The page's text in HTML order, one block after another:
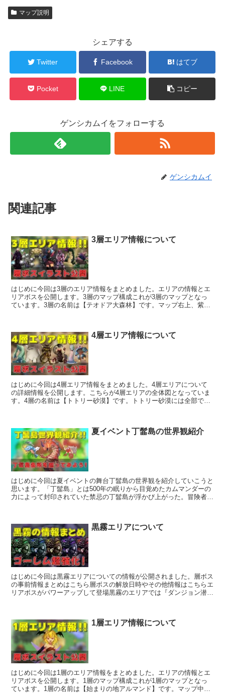
マップ説明
シェアする
Twitter Facebook はてブ
Pocket LINE コピー
ゲンシカムイをフォローする
ゲンシカムイ
関連記事
3層エリア情報について
はじめに今回は3層のエリア情報をまとめました。エリアの情報とエ
リアボスを公開します。3層のマップ構成これが3層のマップとなっ
ています。3層の名前は【テオドア大森林】です。マップ右上、紫枠
4層エリア情報について
はじめに今回は4層エリア情報をまとめました。4層エリアについて
の詳細情報を公開します。こちらが4層エリアの全体図となっていま
す。4層の名前は【トトリー砂漠】です。トトリー砂漠には全部で7
夏イベント丁髷島の世界観紹介
はじめに今回は夏イベントの舞台丁髷島の世界観を紹介していこうと
思います。「丁髷島」とは500年の眠りから目覚めたカムマンダーの
力によって封印されていた禁忌の丁髷島が浮かび上がった。冒険者達
黒霧エリアについて
はじめに今回は黒霧エリアについての情報が公開されました。層ボス
の事前情報まとめはこちら層ボスの解放日時やその他情報はこちらエ
リアボスがパワーアップして登場黒霧のエリアでは『ダンジョン潜
1層エリア情報について
はじめに今回は1層のエリア情報をまとめました。エリアの情報とエ
リアボスを公開します。1層のマップ構成これが1層のマップとなっ
ています。1層の名前は【始まりの地アルマンド】です。マップ中央